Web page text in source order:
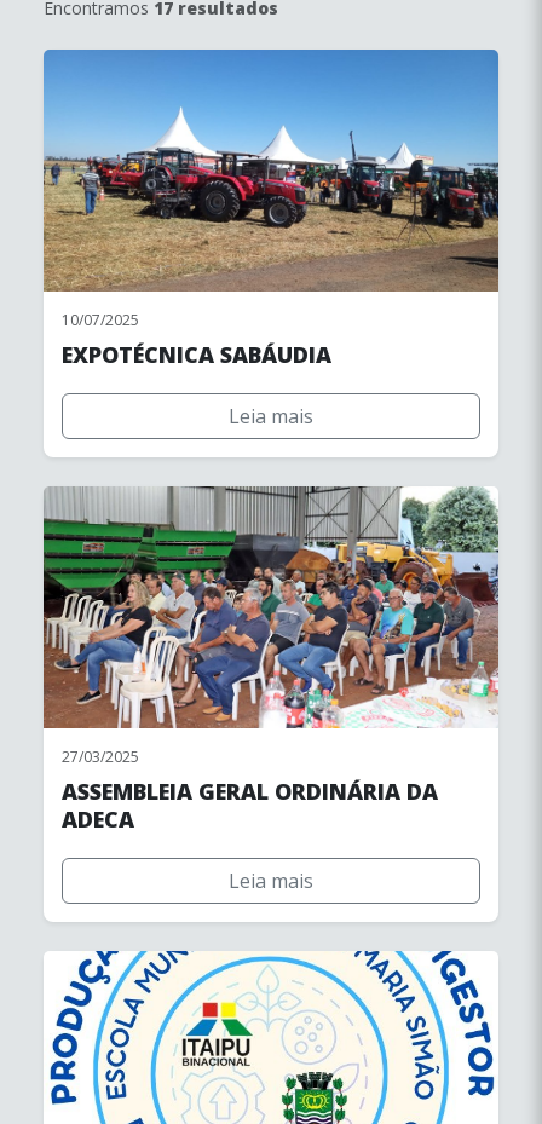
Encontramos 17 resultados
10/07/2025
EXPOTÉCNICA SABÁUDIA
Leia mais
27/03/2025
ASSEMBLEIA GERAL ORDINÁRIA DA
ADECA
Leia mais